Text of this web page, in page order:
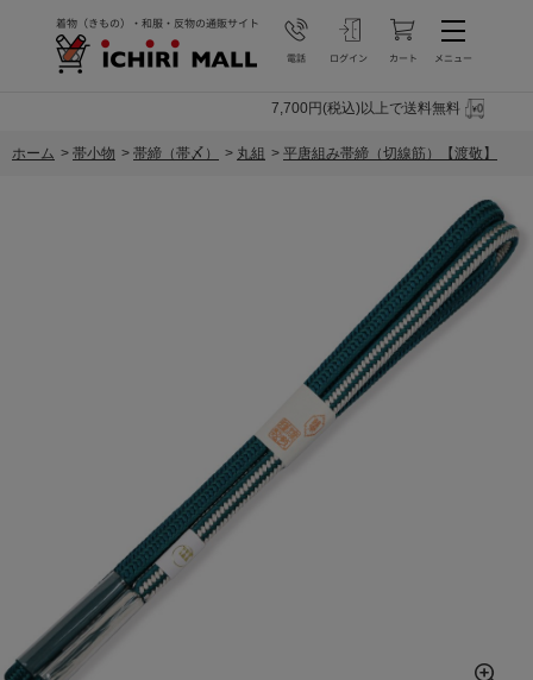
7,700円(税込)以上で送料無料
ホーム > 帯小物 > 帯締（帯〆） > 丸組 > 平唐組み帯締（切線筋）【渡敬】